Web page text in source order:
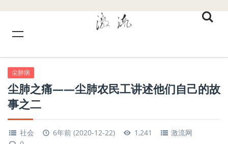
尘肺病
尘肺之痛——尘肺农民工讲述他们自己的故
事之二
社会 6年前 (2020-12-22) 1,241
激流网